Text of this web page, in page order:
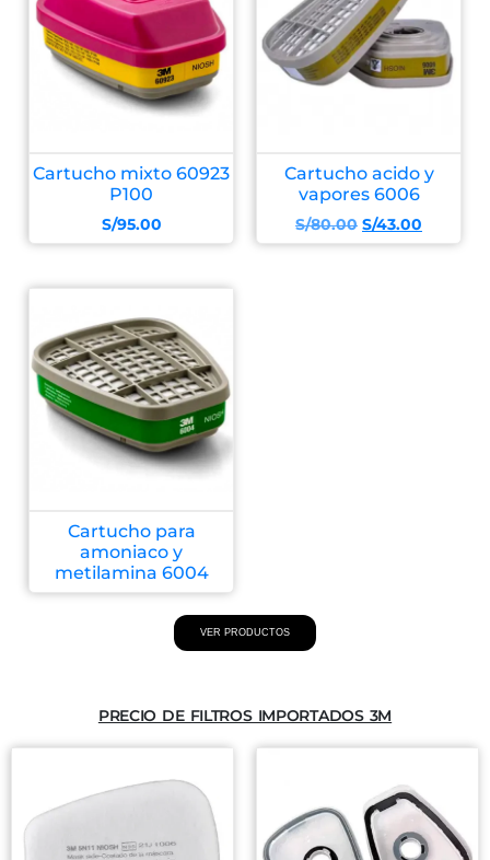
Cartucho mixto 60923
P100
S/95.00
Cartucho acido y
vapores 6006
S/80.00 S/43.00
Cartucho para
amoniaco y
metilamina 6004
VER PRODUCTOS
PRECIO DE FILTROS IMPORTADOS 3M